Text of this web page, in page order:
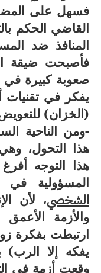
فسهل على
القاضي الحكم
المنافذ ضد
فأصبحت ضيقة
صعوبة كبيرة في
يفكر في تقنيات
(الخزان) للتعويض،
-ومن الناحية
هذا التحول، وهي
هذا التوجه
المسؤولية
الشخصي، لأن
والأزمة الأعمق
ارتبطت بفكرة
يفكه إلا الرب)
وقعت أزمة في